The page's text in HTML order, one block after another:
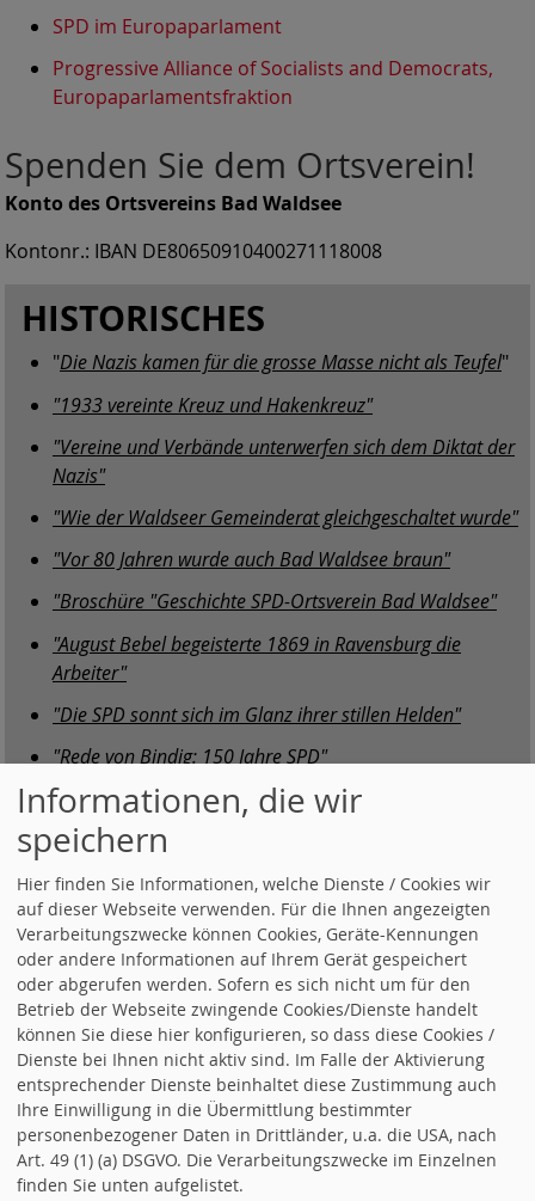
SPD im Europaparlament
Progressive Alliance of Socialists and Democrats,
Europaparlamentsfraktion
Spenden Sie dem Ortsverein!
Konto des Ortsvereins Bad Waldsee
Kontonr.: IBAN DE80650910400271118008
HISTORISCHES
"Die Nazis kamen für die grosse Masse nicht als Teufel"
"1933 vereinte Kreuz und Hakenkreuz"
"Vereine und Verbände unterwerfen sich dem Diktat der
Nazis"
"Wie der Waldseer Gemeinderat gleichgeschaltet wurde"
"Vor 80 Jahren wurde auch Bad Waldsee braun"
"Broschüre "Geschichte SPD-Ortsverein Bad Waldsee"
"August Bebel begeisterte 1869 in Ravensburg die
Arbeiter"
"Die SPD sonnt sich im Glanz ihrer stillen Helden"
"Rede von Bindig: 150 Jahre SPD"
"Fotos vom Festakt "150 Jahre Sozialdemokratie" am 26.
Mai 2013 in Weingarten"
Informationen, die wir
speichern
Hier finden Sie Informationen, welche Dienste / Cookies wir
auf dieser Webseite verwenden. Für die Ihnen angezeigten
Verarbeitungszwecke können Cookies, Geräte-Kennungen
oder andere Informationen auf Ihrem Gerät gespeichert
oder abgerufen werden. Sofern es sich nicht um für den
Betrieb der Webseite zwingende Cookies/Dienste handelt
können Sie diese hier konfigurieren, so dass diese Cookies /
Dienste bei Ihnen nicht aktiv sind. Im Falle der Aktivierung
entsprechender Dienste beinhaltet diese Zustimmung auch
Ihre Einwilligung in die Übermittlung bestimmter
personenbezogener Daten in Drittländer, u.a. die USA, nach
Art. 49 (1) (a) DSGVO. Die Verarbeitungszwecke im Einzelnen
finden Sie unten aufgelistet.